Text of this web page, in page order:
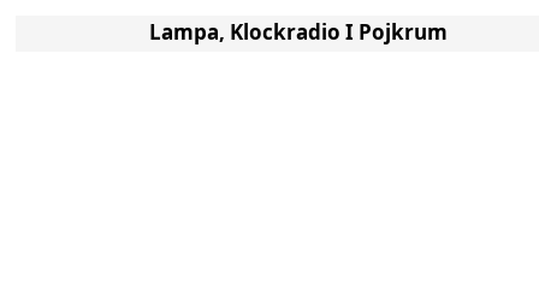
Lampa, Klockradio I Pojkrum